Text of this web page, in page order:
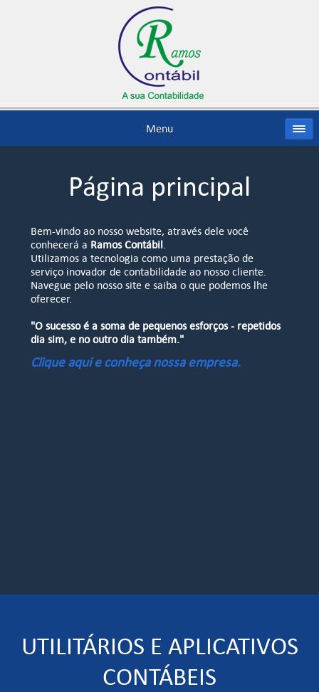
Menu
Página principal
Bem-vindo ao nosso website, através dele você
conhecerá a Ramos Contábil.
Utilizamos a tecnologia como uma prestação de
serviço inovador de contabilidade ao nosso cliente.
Navegue pelo nosso site e saiba o que podemos lhe
oferecer.
"O sucesso é a soma de pequenos esforços - repetidos
dia sim, e no outro dia também."
Clique aqui e conheça nossa empresa.
UTILITÁRIOS E APLICATIVOS
CONTÁBEIS